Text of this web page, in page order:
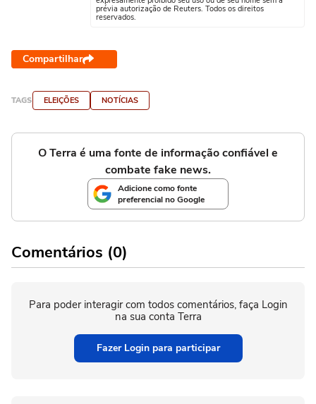
prévia autorização de Reuters. Todos os direitos
reservados.
Compartilhar
TAGS ELEIÇÕES NOTÍCIAS
O Terra é uma fonte de informação confiável e
combate fake news.
Adicione como fonte
preferencial no Google
Comentários (0)
Para poder interagir com todos comentários, faça Login
na sua conta Terra
Fazer Login para participar